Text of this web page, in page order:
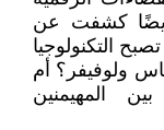
أيضًا كشفت عن
التكنولوجيا
ولوفيفر؟ أم
المهيمنين